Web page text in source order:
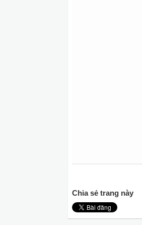
Chia sẻ trang này